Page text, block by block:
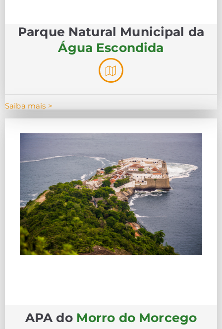
Parque Natural Municipal da
Água Escondida
Saiba mais >
APA do Morro do Morcego